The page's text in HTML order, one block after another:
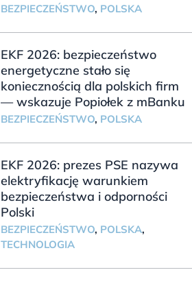
BEZPIECZEŃSTWO, POLSKA
EKF 2026: bezpieczeństwo
energetyczne stało się
koniecznością dla polskich firm
— wskazuje Popiołek z mBanku
BEZPIECZEŃSTWO, POLSKA
EKF 2026: prezes PSE nazywa
elektryfikację warunkiem
bezpieczeństwa i odporności
Polski
BEZPIECZEŃSTWO, POLSKA,
TECHNOLOGIA